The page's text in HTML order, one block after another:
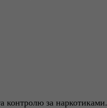
контролю за наркотиками.